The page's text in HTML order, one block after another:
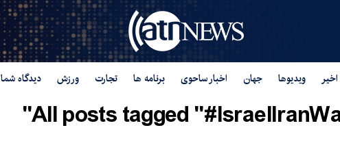
ویدیوها جهان اخبار ساحوی برنامه ها تجارت ورزش دیدگاه شما
All posts tagged